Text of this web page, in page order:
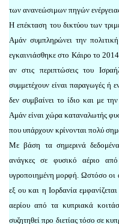
των ανανεώσιμων πηγών
Η επέκταση του δικτύου των
Αμάν συμπληρώνει την
εγκαινιάσθηκε στο Κάιρο το
αν στις περιπτώσεις του
συμμετέχουν είναι παραγωγές ή
δεν συμβαίνει το ίδιο και με
Αμάν είναι χώρα καταναλωτής
που υπάρχουν κρίνονται πολύ
Με βάση τα σημερινά δεδομένα
ανάγκες σε φυσικό αέριο
υγροποιημένη μορφή. Ωστόσο οι
εξ ου και η Ιορδανία
αερίου από τα κυπριακά
συζητηθεί προ διετίας τόσο σε